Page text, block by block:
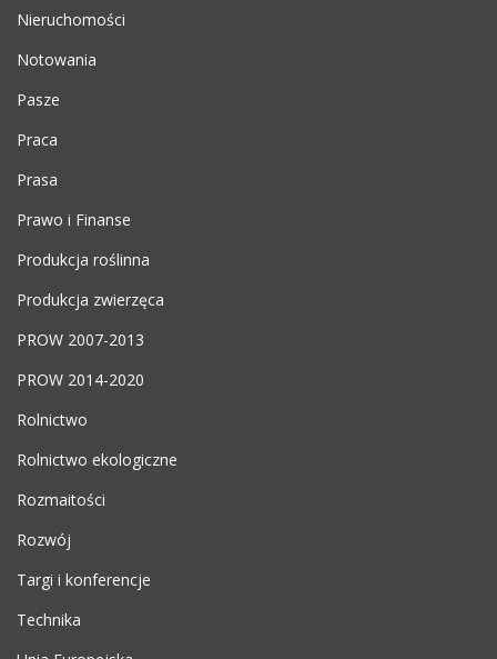
Nieruchomości
Notowania
Pasze
Praca
Prasa
Prawo i Finanse
Produkcja roślinna
Produkcja zwierzęca
PROW 2007-2013
PROW 2014-2020
Rolnictwo
Rolnictwo ekologiczne
Rozmaitości
Rozwój
Targi i konferencje
Technika